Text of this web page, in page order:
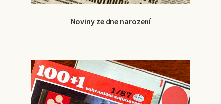
Noviny ze dne narození